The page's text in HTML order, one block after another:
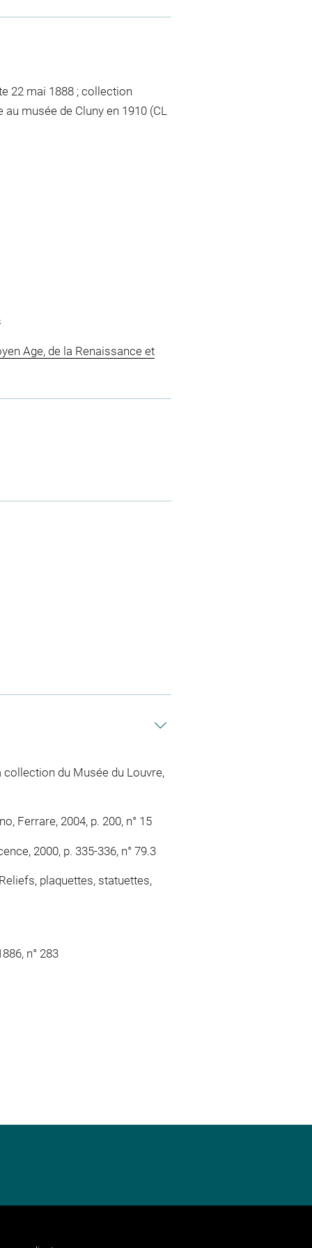
22 mai 1888 ; collection
musée de Cluny en 1910 (CL
Age, de la Renaissance et
du Musée du Louvre,
Ferrare, 2004, p. 200, n° 15
2000, p. 335-336, n° 79.3
plaquettes, statuettes,
n° 283